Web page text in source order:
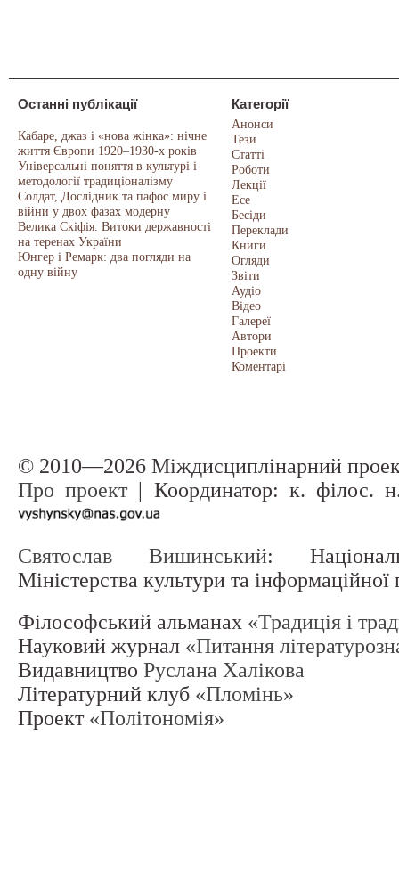
Останні публікації
Кабаре, джаз і «нова жінка»: нічне
життя Європи 1920–1930-х років
Універсальні поняття в культурі і
методології традиціоналізму
Солдат, Дослідник та пафос миру і
війни у двох фазах модерну
Велика Скіфія. Витоки державності
на теренах України
Юнгер і Ремарк: два погляди на
одну війну
Категорії
Анонси
Тези
Статті
Роботи
Лекції
Есе
Бесіди
Переклади
Книги
Огляди
Звіти
Аудіо
Відео
Галереї
Автори
Проекти
Коментарі
© 2010—2026 Міждисциплінарний
Про проект| Координатор: к. філос.
Святослав Вишинський:
Міністерства культури та
Філософський альманах «Традиція і
Науковий журнал «Питання
Видавництво Руслана Халікова
Літературний клуб «Пломінь»
Проект «Політономія»